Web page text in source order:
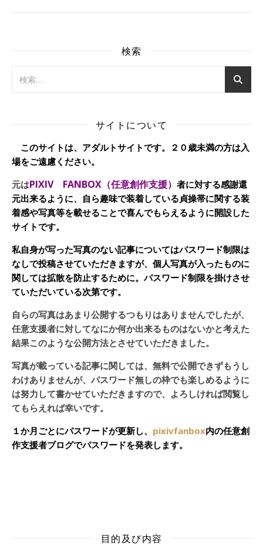
検索
サイトについて
このサイトは、アダルトサイトです。２０歳未満の方は入
場をご遠慮ください。
元はPIXIV FANBOX（任意創作支援） 者に対する感謝還
元出来るように、自ら趣味で装着している貞操帯に関する装
着感や写真等を載せることで喜んでもらえるように開設した
サイトです。
私自身が写った写真のない記事についてはパスワード制限は
なしで投稿させていただきますが、個人写真が入ったものに
関しては拡散を防止するために。パスワード制限を掛けさせ
ていただいている次第です。
自らの写真はあまり公開するつもりはありませんでしたが、
任意支援者に対してなにか何か出来るものはないかと考えた
結果このような公開方法とさせていただきました。
写真が載っている記事に関しては、無料で公開できずもうし
わけありませんが、パスワード無しの枠でも楽しめるように
は努力して書かせていただきますので、よろしければ閲覧し
てもらえれば幸いです。
１か月ごとにパスワードが更新し、 pixivfanbox内の任意創
作支援者ブログでパスワードを発表します。
目的及び内容